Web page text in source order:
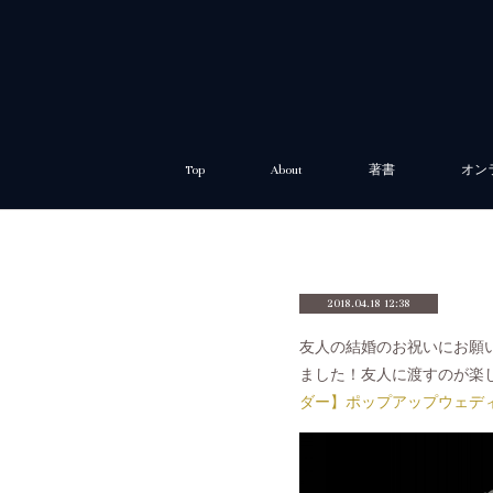
Top About 著書 オン
2018.04.18 12:38
友人の結婚のお祝いにお願
ました！友人に渡すのが
ダー】ポップアップウェ